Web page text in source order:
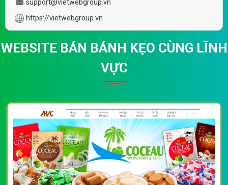
support@vietwebgroup.vn
https://vietwebgroup.vn
WEBSITE BÁN BÁNH KẸO CÙNG LĨNH
VỰC